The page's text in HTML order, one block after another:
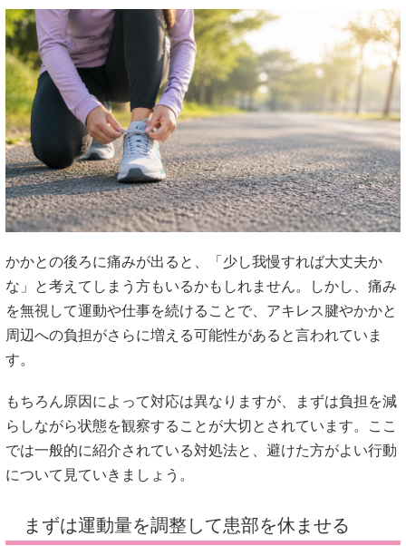
かかとの後ろに痛みが出ると、「少し我慢すれば大丈夫か
な」と考えてしまう方もいるかもしれません。しかし、痛み
を無視して運動や仕事を続けることで、アキレス腱やかかと
周辺への負担がさらに増える可能性があると言われていま
す。
もちろん原因によって対応は異なりますが、まずは負担を減
らしながら状態を観察することが大切とされています。ここ
では一般的に紹介されている対処法と、避けた方がよい行動
について見ていきましょう。
まずは運動量を調整して患部を休ませる